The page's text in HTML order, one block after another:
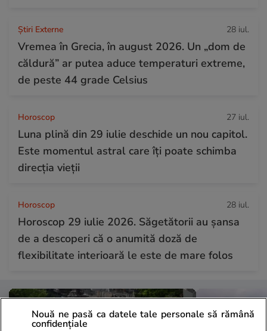
Știri Externe 28 iul.
Vremea în Grecia, în august 2026. Un „dom de
căldură” ar putea aduce temperaturi extreme,
de peste 44 grade Celsius
Horoscop 27 iul.
Luna plină din 29 iulie deschide un nou capitol.
Este momentul astral care îți poate schimba
direcția vieții
Horoscop 28 iul.
Horoscop 29 iulie 2026. Săgetătorii au șansa
de a descoperi că o anumită doză de
flexibilitate interioară le este de mare folos
Nouă ne pasă ca datele tale personale să rămână
confidențiale